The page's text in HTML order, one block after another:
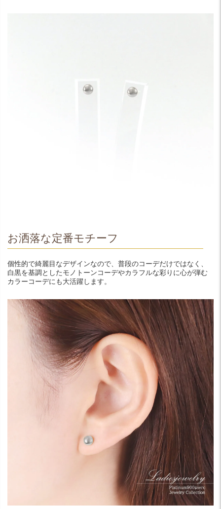
お洒落な定番モチーフ
個性的で綺麗目なデザインなので、普段のコーデだけではなく、
白黒を基調としたモノトーンコーデやカラフルな彩りに心が弾む
カラーコーデにも大活躍します。